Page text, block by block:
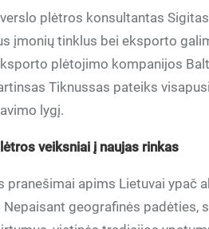
plėtros konsultantas
įmonių tinklus bei eksporto
plėtojimo kompanijos
Tiknussas pateiks
lygį.
veiksniai į naujas rinkas
pranešimai apims Lietuvai ypač
Nepaisant geografinės